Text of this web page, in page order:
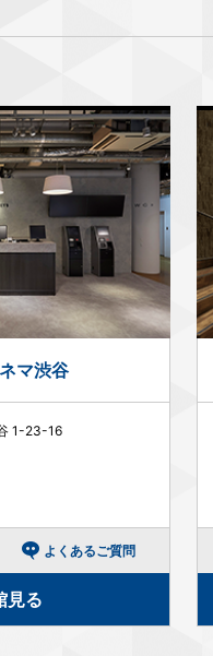
マ渋谷
1-23-16
よくあるご質問
見る